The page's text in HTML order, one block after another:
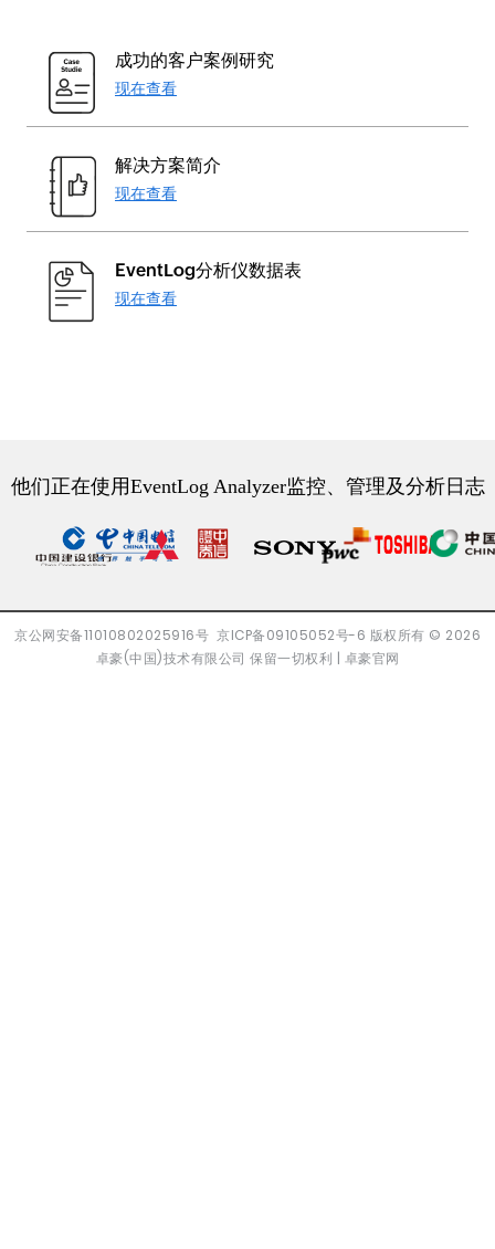
成功的客户案例研究
现在查看
解决方案简介
现在查看
EventLog分析仪数据表
现在查看
他们正在使用EventLog Analyzer监控、管理及分析日志
京公网安备11010802025916号 京ICP备09105052号-6 版权所有 © 2026
卓豪(中国)技术有限公司 保留一切权利 | 卓豪官网